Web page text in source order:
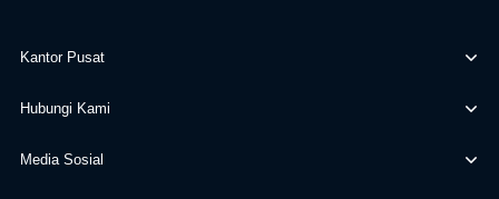
Kantor Pusat
Hubungi Kami
Media Sosial